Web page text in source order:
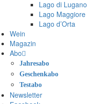
Lago di Lugano
Lago Maggiore
Lago d’Orta
Wein
Magazin
Abo
Jahresabo
Geschenkabo
Testabo
Newsletter